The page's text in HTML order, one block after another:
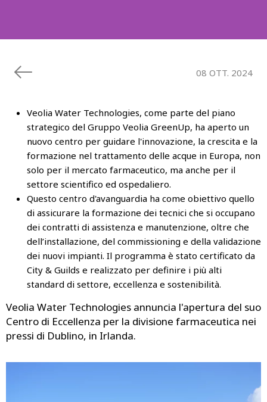
08 OTT. 2024
Veolia Water Technologies, come parte del piano
strategico del Gruppo Veolia GreenUp, ha aperto un
nuovo centro per guidare l'innovazione, la crescita e la
formazione nel trattamento delle acque in Europa, non
solo per il mercato farmaceutico, ma anche per il
settore scientifico ed ospedaliero.
Questo centro d'avanguardia ha come obiettivo quello
di assicurare la formazione dei tecnici che si occupano
dei contratti di assistenza e manutenzione, oltre che
dell’installazione, del commissioning e della validazione
dei nuovi impianti. Il programma è stato certificato da
City & Guilds e realizzato per definire i più alti
standard di settore, eccellenza e sostenibilità.
Veolia Water Technologies annuncia l'apertura del suo
Centro di Eccellenza per la divisione farmaceutica nei
pressi di Dublino, in Irlanda.